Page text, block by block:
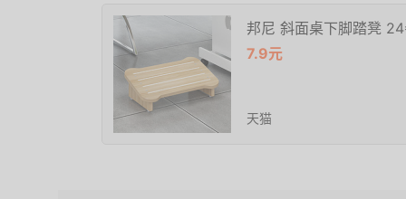
邦尼 斜面桌下脚踏凳
7.9元
天猫